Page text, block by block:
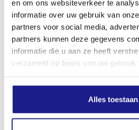
en om ons websiteverkeer te
informatie over uw gebruik van
partners voor social media,
partners kunnen deze gegevens
informatie die u aan ze heeft
verzameld op basis van uw gebruik
Alles toestaan
Max. autonomie AP 200 S
22 min
Min. autonomie AP 300 accu